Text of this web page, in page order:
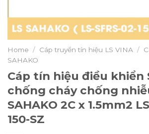
Home / Cáp truyền tín hiệu LS VINA /
SAHAKO
Cáp tín hiệu điều khiển
chống cháy chống
SAHAKO 2C x 1.5mm2
150-SZ